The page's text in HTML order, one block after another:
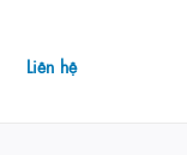
Liên hệ